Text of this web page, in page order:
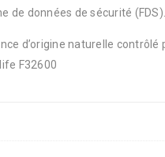
de données de sécurité (FDS).
d’origine naturelle contrôlé
F32600